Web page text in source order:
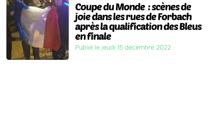
Coupe du Monde : scènes de
joie dans les rues de Forbach
après la qualification des Bleus
en finale
Publié le jeudi 15 décembre 2022